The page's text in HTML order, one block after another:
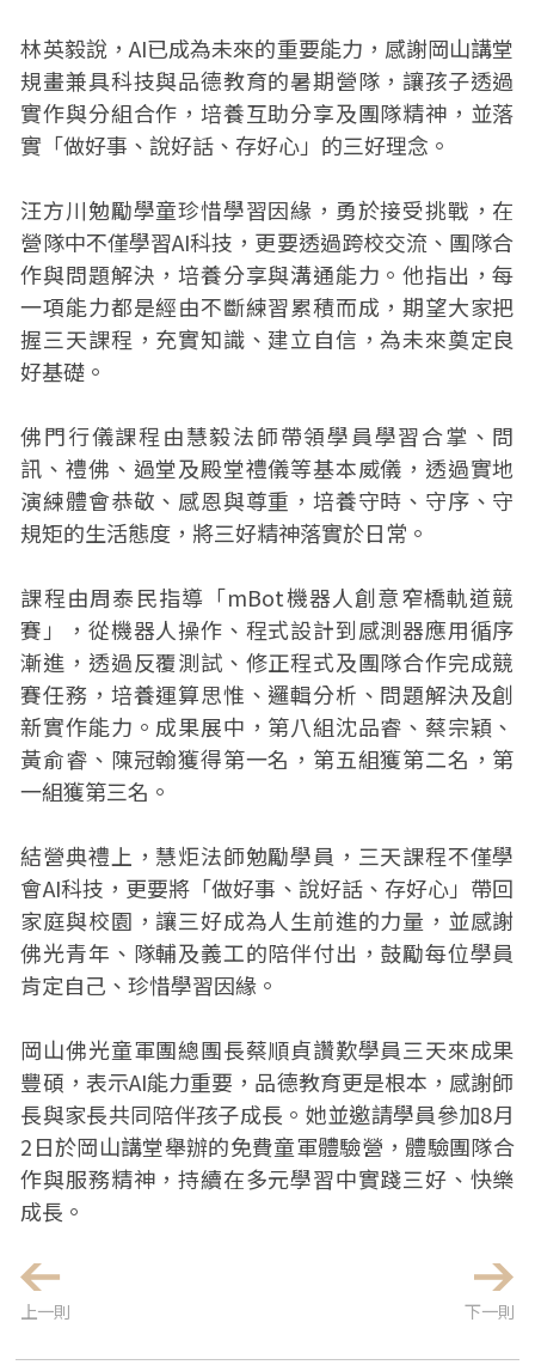
林英毅說，AI已成為未來的重要能力，感謝岡山講堂
規畫兼具科技與品德教育的暑期營隊，讓孩子透過
實作與分組合作，培養互助分享及團隊精神，並落
實「做好事、說好話、存好心」的三好理念。
汪方川勉勵學童珍惜學習因緣，勇於接受挑戰，在
營隊中不僅學習AI科技，更要透過跨校交流、團隊合
作與問題解決，培養分享與溝通能力。他指出，每
一項能力都是經由不斷練習累積而成，期望大家把
握三天課程，充實知識、建立自信，為未來奠定良
好基礎。
佛門行儀課程由慧毅法師帶領學員學習合掌、問
訊、禮佛、過堂及殿堂禮儀等基本威儀，透過實地
演練體會恭敬、感恩與尊重，培養守時、守序、守
規矩的生活態度，將三好精神落實於日常。
課程由周泰民指導「mBot機器人創意窄橋軌道競
賽」，從機器人操作、程式設計到感測器應用循序
漸進，透過反覆測試、修正程式及團隊合作完成競
賽任務，培養運算思惟、邏輯分析、問題解決及創
新實作能力。成果展中，第八組沈品睿、蔡宗穎、
黃俞睿、陳冠翰獲得第一名，第五組獲第二名，第
一組獲第三名。
結營典禮上，慧炬法師勉勵學員，三天課程不僅學
會AI科技，更要將「做好事、說好話、存好心」帶回
家庭與校園，讓三好成為人生前進的力量，並感謝
佛光青年、隊輔及義工的陪伴付出，鼓勵每位學員
肯定自己、珍惜學習因緣。
岡山佛光童軍團總團長蔡順貞讚歎學員三天來成果
豐碩，表示AI能力重要，品德教育更是根本，感謝師
長與家長共同陪伴孩子成長。她並邀請學員參加8月
2日於岡山講堂舉辦的免費童軍體驗營，體驗團隊合
作與服務精神，持續在多元學習中實踐三好、快樂
成長。
上一則 下一則